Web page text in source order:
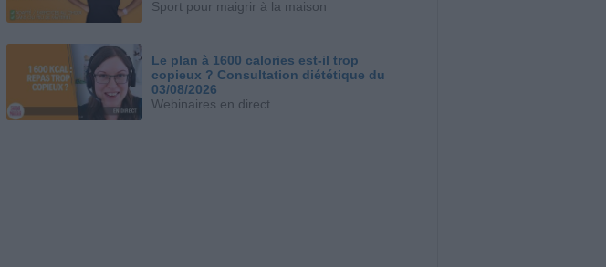
Sport pour maigrir à la maison
Le plan à 1600 calories est-il trop
copieux ? Consultation diététique du
03/08/2026
Webinaires en direct